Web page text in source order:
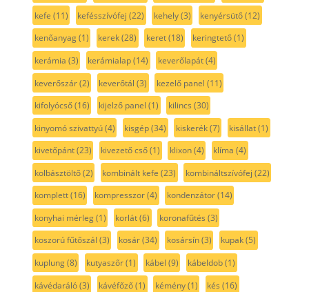
kefe (11) kefésszívófej (22) kehely(3) kenyérsütő(12)
kenőanyag(1) kerek(28) keret(18) keringtető(1)
kerámia (3) kerámialap(14) keverőlapát(4)
keverőszár(2) keverőtál (3) kezelő panel (11)
kifolyócső(16) kijelző panel (1) kilincs (30)
kinyomó szivattyú(4) kisgép(34) kiskerék(7) kisállat(1)
kivetőpánt(23) kivezető cső(1) klixon(4) klíma (4)
kolbásztöltő(2) kombinált kefe (23) kombináltszívófej (22)
komplett(16) kompresszor(4) kondenzátor(14)
konyhai mérleg(1) korlát(6) koronafűtés (3)
koszorú fűtőszál (3) kosár(34) kosársín(3) kupak(5)
kuplung(8) kutyaszőr(1) kábel (9) kábeldob(1)
kávédaráló(3) kávéfőző(1) kémény(1) kés (16)